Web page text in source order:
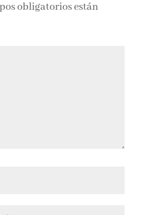
obligatorios están